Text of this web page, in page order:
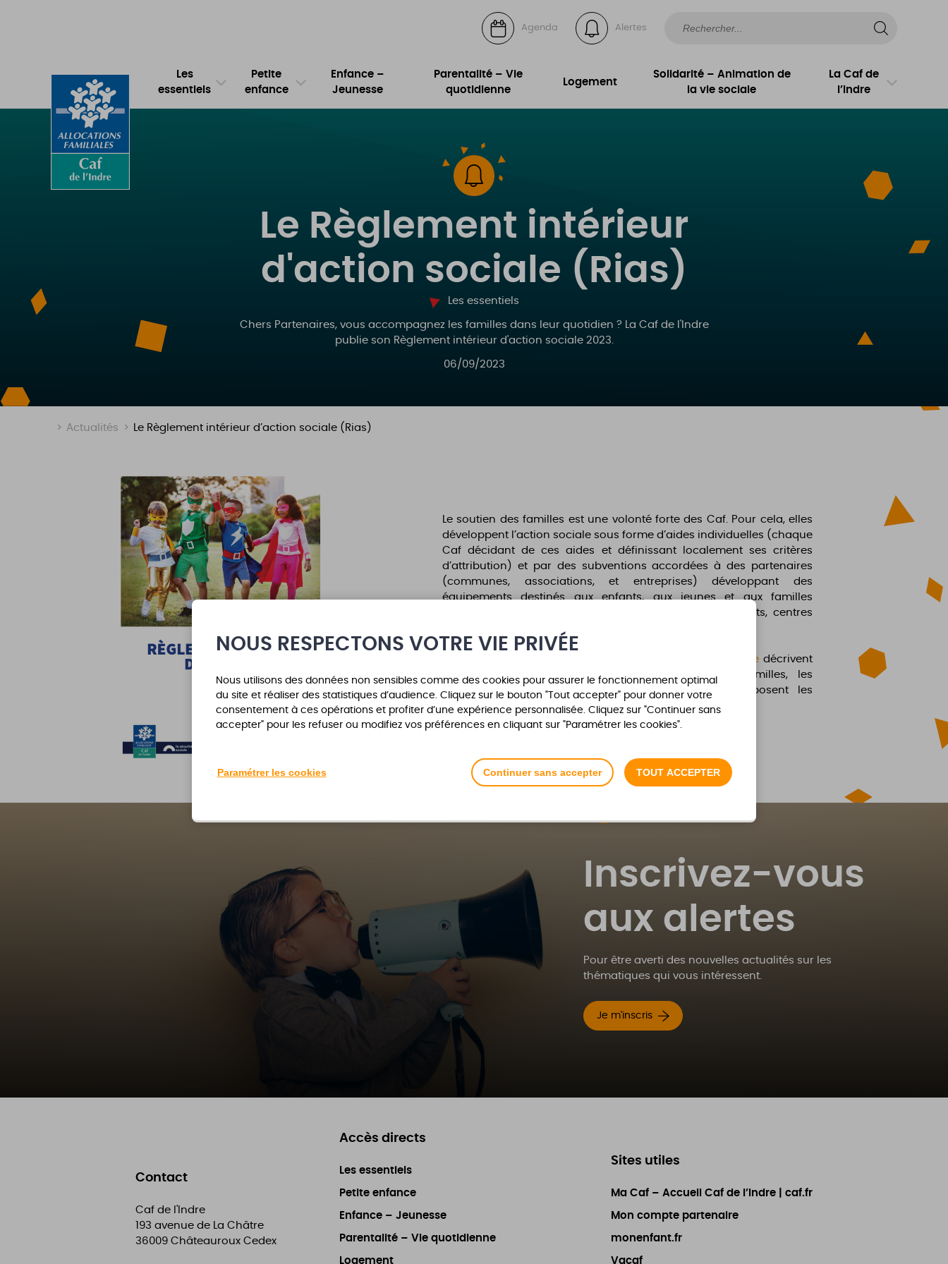
Agenda Alertes
Les
essentiels
Petite
enfance
Enfance –
Jeunesse
Parentalité – Vie
quotidienne
Logement
Solidarité – Animation de
la vie sociale
La Caf de
l’Indre
Le Règlement intérieur
d'action sociale (Rias)
Les essentiels
Chers Partenaires, vous accompagnez les familles dans leur quotidien ? La Caf de l'Indre
publie son Règlement intérieur d'action sociale 2023.
06/09/2023
> Actualités > Le Règlement intérieur d’action sociale (Rias)
Le soutien des familles est une volonté forte des Caf. Pour cela, elles
développent l’action sociale sous forme d’aides individuelles (chaque
Caf décidant de ces aides et définissant localement ses critères
d’attribution) et par des subventions accordées à des partenaires
(communes, associations, et entreprises) développant des
équipements destinés aux enfants, aux jeunes et aux familles
(crèches, centres de loisirs, lieux d’accueil enfant-parents, centres
Le Règlement intérieur d’action sociale de la Caf de l’Indre décrivent
les aides financières individuelles proposées aux familles, les
conditions d’accès, les bénéficiaires potentiels et exposent les
dispositifs offerts pour chaque aide.
Inscrivez-vous
aux alertes
Pour être averti des nouvelles actualités sur les
thématiques qui vous intéressent.
Je m'inscris
Contact
Caf de l'Indre
193 avenue de La Châtre
36009 Châteauroux Cedex
Accès directs
Les essentiels
Petite enfance
Enfance – Jeunesse
Parentalité – Vie quotidienne
Logement
Sites utiles
Ma Caf – Accueil Caf de l’Indre | caf.fr
Mon compte partenaire
monenfant.fr
Vacaf
NOUS RESPECTONS VOTRE VIE PRIVÉE
Nous utilisons des données non sensibles comme des cookies pour assurer le fonctionnement optimal
du site et réaliser des statistiques d’audience. Cliquez sur le bouton "Tout accepter" pour donner votre
consentement à ces opérations et profiter d’une expérience personnalisée. Cliquez sur "Continuer sans
accepter" pour les refuser ou modifiez vos préférences en cliquant sur "Paramétrer les cookies".
TOUT ACCEPTER
Continuer sans accepter
Paramétrer les cookies